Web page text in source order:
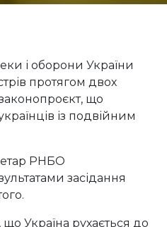
і оборони України
протягом двох
що
із подвійним
РНБО
засідання
Україна рухається до